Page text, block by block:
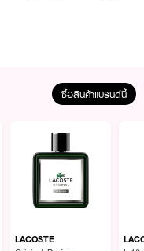
Lacoste Original EDP 100
ร์ลาคอสท์ ขวดน้ำหอมดีไซน์สง่า
ซื้อสินค้าแบรนด์นี้
LACOSTE